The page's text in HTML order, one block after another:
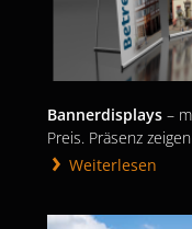
Bannerdisplays –
Preis. Präsenz
Weiterlesen